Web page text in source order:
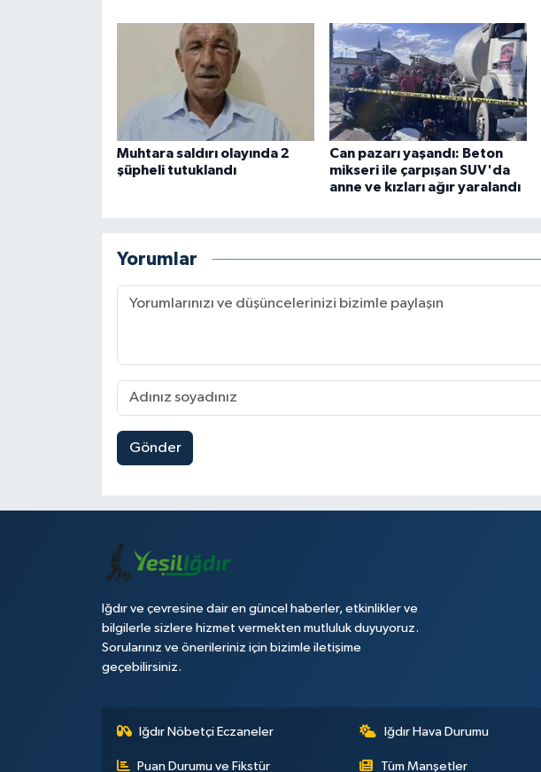
Muhtara saldırı olayında 2
şüpheli tutuklandı
Can pazarı yaşandı: Beton
mikseri ile çarpışan SUV'da
anne ve kızları ağır yaralandı
Yorumlar
Gönder
Iğdır ve çevresine dair en güncel haberler, etkinlikler ve
bilgilerle sizlere hizmet vermekten mutluluk duyuyoruz.
Sorularınız ve önerileriniz için bizimle iletişime
geçebilirsiniz.
Iğdır Nöbetçi Eczaneler Iğdır Hava Durumu
Puan Durumu ve Fikstür Tüm Manşetler